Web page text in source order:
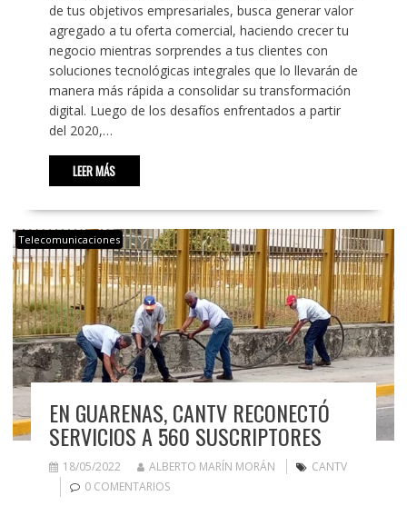
de tus objetivos empresariales, busca generar valor
agregado a tu oferta comercial, haciendo crecer tu
negocio mientras sorprendes a tus clientes con
soluciones tecnológicas integrales que lo llevarán de
manera más rápida a consolidar su transformación
digital. Luego de los desafíos enfrentados a partir
del 2020,…
LEER MÁS
Telecomunicaciones
EN GUARENAS, CANTV RECONECTÓ
SERVICIOS A 560 SUSCRIPTORES
18/05/2022 ALBERTO MARÍN MORÁN
CANTV
0 COMENTARIOS